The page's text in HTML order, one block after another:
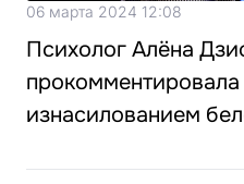
06 марта 2024 12:08
Психолог Алёна
прокомментировала
изнасилованием